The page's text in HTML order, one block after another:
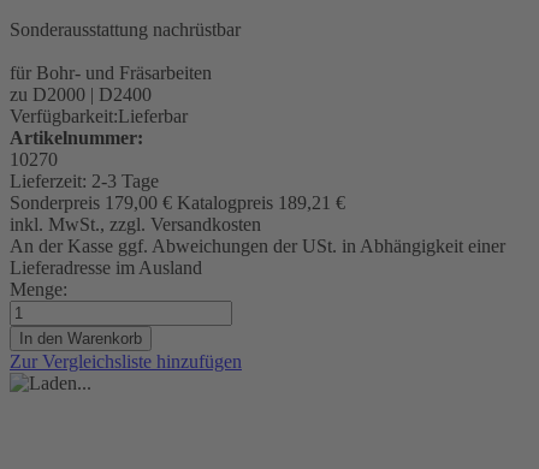
Sonderausstattung nachrüstbar
für Bohr- und Fräsarbeiten
zu D2000 | D2400
Verfügbarkeit:Lieferbar
Artikelnummer:
10270
Lieferzeit: 2-3 Tage
Sonderpreis 179,00 € Katalogpreis 189,21 €
inkl. MwSt., zzgl. Versandkosten
An der Kasse ggf. Abweichungen der USt. in Abhängigkeit einer
Lieferadresse im Ausland
Menge:
In den Warenkorb
Zur Vergleichsliste hinzufügen